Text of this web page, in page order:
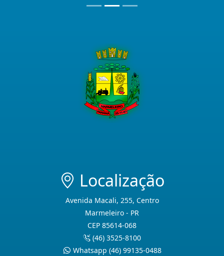
Localização
Avenida Macali, 255, Centro
Marmeleiro - PR
CEP 85614-068
(46) 3525-8100
Whatsapp (46) 99135-0488